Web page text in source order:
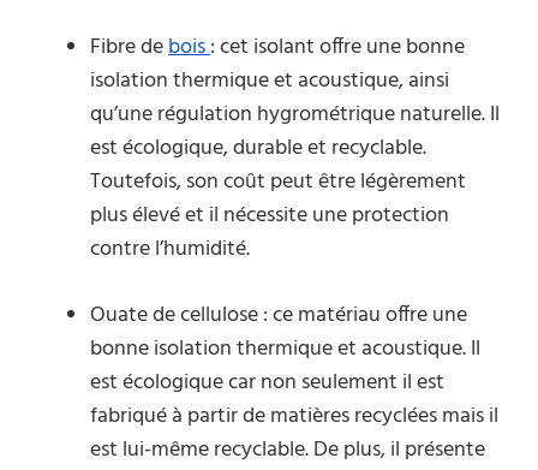
Fibre debois: cet isolant offre une bonne
isolation thermique et acoustique, ainsi
qu’une régulation hygrométrique naturelle. Il
est écologique, durable et recyclable.
Toutefois, son coût peut être légèrement
plus élevé et il nécessite une protection
contre l’humidité.
Ouate de cellulose : ce matériau offre une
bonne isolation thermique et acoustique. Il
est écologique car non seulement il est
fabriqué à partir de matières recyclées mais il
est lui-même recyclable. De plus, il présente